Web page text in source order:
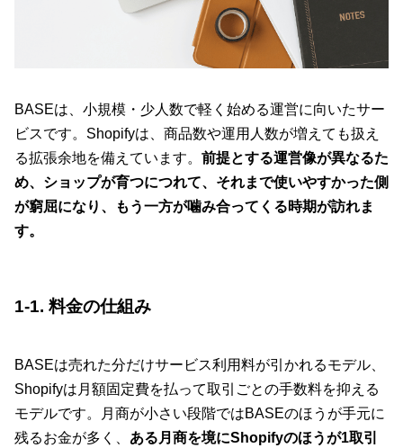
BASEは、小規模・少人数で軽く始める運営に向いたサー
ビスです。Shopifyは、商品数や運用人数が増えても扱え
る拡張余地を備えています。 前提とする運営像が異なるた
め、ショップが育つにつれて、それまで使いやすかった側
が窮屈になり、もう一方が噛み合ってくる時期が訪れま
す。
1-1. 料金の仕組み
BASEは売れた分だけサービス利用料が引かれるモデル、
Shopifyは月額固定費を払って取引ごとの手数料を抑える
モデルです。月商が小さい段階ではBASEのほうが手元に
残るお金が多く、 ある月商を境にShopifyのほうが1取引